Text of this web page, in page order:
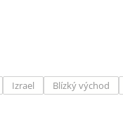
Izrael Blízký východ